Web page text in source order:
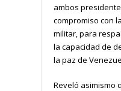
ambos
compromiso con
militar, para
la capacidad de
la paz de
Reveló asimismo